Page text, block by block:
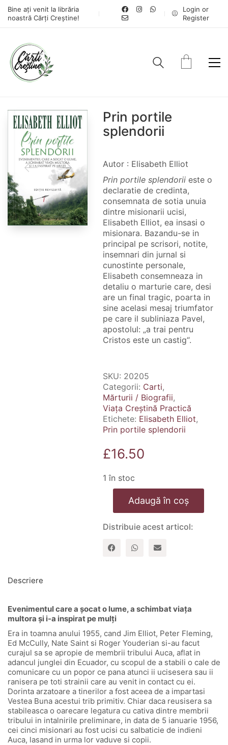
Bine ați venit la librăria
noastră Cărți Creștine!
Login or
Register
Prin portile
splendorii
Autor : Elisabeth Elliot
Prin portile splendorii este o
declaratie de credinta,
consemnata de sotia unuia
dintre misionarii ucisi,
Elisabeth Elliot, ea insasi o
misionara. Bazandu-se in
principal pe scrisori, notite,
insemnari din jurnal si
cunostinte personale,
Elisabeth consemneaza in
detaliu o marturie care, desi
are un final tragic, poarta in
sine acelasi mesaj triumfator
pe care il subliniaza Pavel,
apostolul: „a trai pentru
Cristos este un castig“.
SKU: 20205
Categorii: Carti,
Mărturii / Biografii,
Viața Creștină Practică
Etichete: Elisabeth Elliot,
Prin portile splendorii
£16.50
1 în stoc
Cantitate
portile
splendorii
Adaugă în coș
Distribuie acest articol:
Descriere
Evenimentul care a șocat o lume, a schimbat viața
multora și i-a inspirat pe mulți
Era in toamna anului 1955, cand Jim Elliot, Peter Fleming,
Ed McCully, Nate Saint si Roger Youderian si-au facut
curajul sa se apropie de membrii tribului Auca, aflat in
adancul junglei din Ecuador, cu scopul de a stabili o cale de
comunicare cu un popor ce pana atunci ii ucisesera sau ii
ranisera pe toti strainii care au venit in contact cu ei.
Dorinta arzatoare a tinerilor a fost aceea de a impartasi
Vestea Buna acestui trib primitiv. Chiar daca reusisera sa
stabileasca o oarecare legatura cu cativa dintre membrii
tribului in intalnirile preliminare, in data de 5 ianuarie 1956,
cei cinci misionari au fost ucisi cu salbaticie de indieni
Auca, lasand in urma lor vaduve si copii.